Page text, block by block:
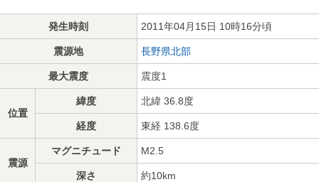
発生時刻 2011年04月15日 10時16分頃
震源地 長野県北部
最大震度 震度1
位置
緯度 北緯 36.8度
経度 東経 138.6度
震源
マグニチュード M2.5
深さ 約10km